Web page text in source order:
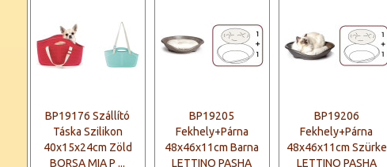
BP19176 Szállító
Táska Szilikon
40x15x24cm Zöld
BORSA MIA P ...
BP19205
Fekhely+Párna
48x46x11cm Barna
LETTINO PASHA
BP19206
Fekhely+Párna
48x46x11cm Szürke
LETTINO PASHA